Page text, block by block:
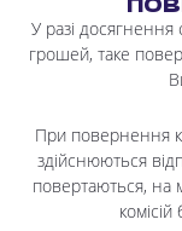
У разі
грошей, таке
При повернення
здійснюються
повертаються, на